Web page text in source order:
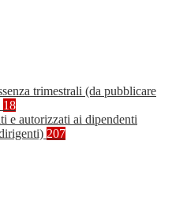
trimestrali (da pubblicare
18
e autorizzati ai dipendenti
207